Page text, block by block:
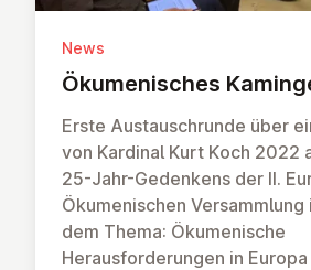
News
Öku­men­isches
Erste Austauschrunde über
von Kardinal Kurt Koch 2022
25-Jahr-Gedenkens der II.
Ökumenischen Versammlung
dem Thema: Ökumenische
Herausforderungen in Europa